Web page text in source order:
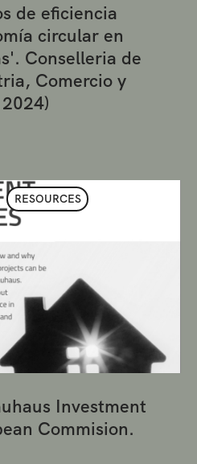
de eficiencia
circular en
Conselleria de
Comercio y
RESOURCES
Investment
Commision.